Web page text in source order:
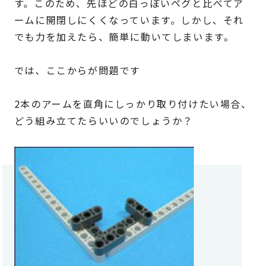
す。このため、先ほどの白っぽいペグと比べてア
ームに開閉しにくくなっています。しかし、それ
でも力を加えたら、簡単に動いてしまいます。
では、ここからが問題です
2本のアームを直角にしっかり取り付けたい場合、
どう組み立てたらいいのでしょうか？